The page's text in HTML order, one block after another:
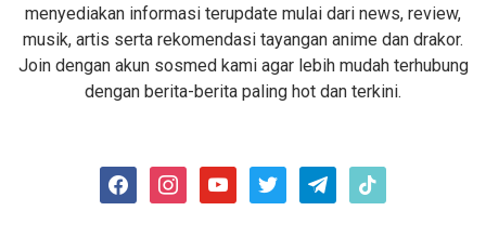
menyediakan informasi terupdate mulai dari news, review,
musik, artis serta rekomendasi tayangan anime dan drakor.
Join dengan akun sosmed kami agar lebih mudah terhubung
dengan berita-berita paling hot dan terkini.
facebookinstagramyoutubetwitter telegramtiktok